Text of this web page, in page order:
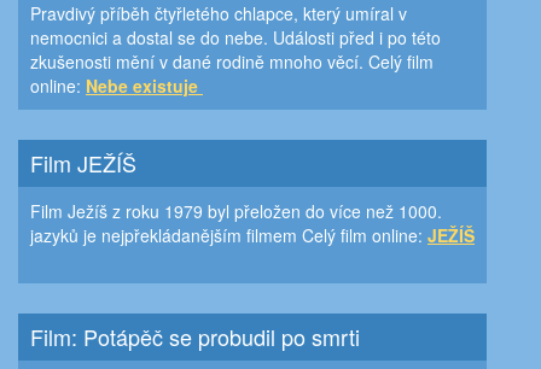
Pravdivý příběh čtyřletého chlapce, který umíral v
nemocnici a dostal se do nebe. Události před i po této
zkušenosti mění v dané rodině mnoho věcí. Celý film
online: Nebe existuje
Film JEŽÍŠ
Film Ježíš z roku 1979 byl přeložen do více než 1000.
jazyků je nejpřekládanějším filmem Celý film online: JEŽÍŠ
Film: Potápěč se probudil po smrti